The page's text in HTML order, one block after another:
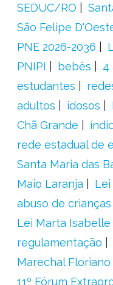
SEDUC/RO
São Felipe
PNE 2026-2036
PNIPI
bebês 4
estudantes
adultos
idosos
Chã Grande
rede estadual de
Santa Maria das
Maio Laranja
Lei
abuso de
Lei Marta Isabelle
regulamentação
Marechal Floriano
11º Fórum